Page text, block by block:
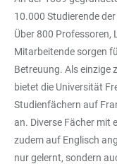
10.000 Studierende
Über 800
Mitarbeitende sorgen
Betreuung. Als einzige
bietet die Universität
Studienfächern auf
an. Diverse Fächer mit
zudem auf Englisch
nur gelernt, sondern